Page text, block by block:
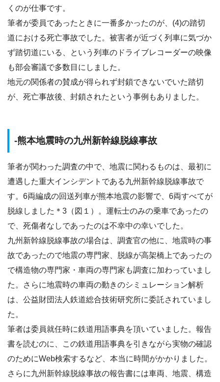
くのが仕事です。
筆者が委員であったときに一番多かったのが、(4)の踏切
道における死亡事故でした。被害者が近づく列車に気づか
ず踏切道にいる、という列車のドライブレコーダーの映像
も部会審議で多数目にしました。
地元の関係者の賛成が得られず封鎖できないでいた踏切
が、死亡事故後、封鎖されたという事例もありました。
-熊本地震時の九州新幹線脱線事故
筆者が関わった調査の中で、地震に関わるものは、最初に
遭遇した重大インシデントである九州新幹線脱線事故で
す。6両編成の回送列車が熊本地震の影響で、6両すべてが
脱線しました＊3（図１）。運転士のみの乗車であったの
で、死傷者なしであったのは不幸中の幸いでした。
九州新幹線脱線事故の場合は、調査官の他に、地震時の事
故であったので地震の専門家、脱線が高架橋上であったの
で構造物の専門家・車両の専門家も調査に加わっていまし
た。さらに地震時の車両の動きのシミュレーション解析
は、公益財団法人鉄道総合技術研究所に委託されていまし
た。
筆者は委員就任時に鉄道用語事典を頂いていました。報告
書を読むのに、この鉄道用語事典を引きながら実物の確認
のためにWeb検索するなど、本当に時間がかかりました。
さらに九州新幹線脱線事故の報告書には車両、地震、構造